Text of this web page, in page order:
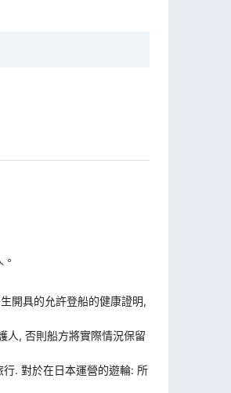
開具的允許登船的健康證明,
人, 否則船方將實際情況保留
. 對於在日本運營的遊輪: 所